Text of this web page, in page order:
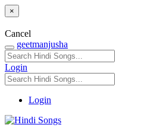
×
Cancel
geetmanjusha
Login
Login